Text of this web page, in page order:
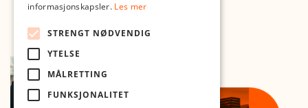
informasjonskapsler. Les mer
STRENGT NØDVENDIG
YTELSE
MÅLRETTING
FUNKSJONALITET